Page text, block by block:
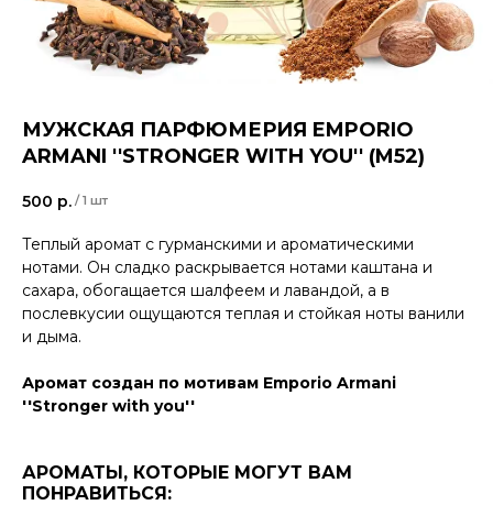
МУЖСКАЯ ПАРФЮМЕРИЯ EMPORIO
ARMANI ''STRONGER WITH YOU'' (M52)
500 р. / 1 шт
Теплый аромат с гурманскими и ароматическими
нотами. Он сладко раскрывается нотами каштана и
сахара, обогащается шалфеем и лавандой, а в
послевкусии ощущаются теплая и стойкая ноты ванили
и дыма.
Аромат создан по мотивам Emporio Armani
''Stronger with you''
АРОМАТЫ, КОТОРЫЕ МОГУТ ВАМ
ПОНРАВИТЬСЯ: